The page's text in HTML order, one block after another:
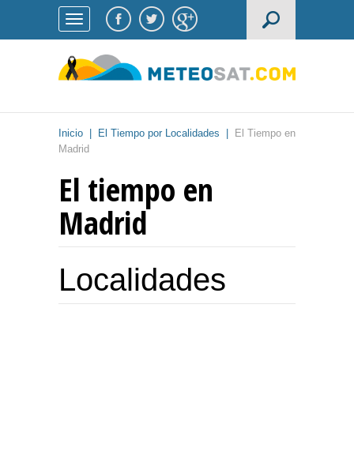
Inicio El Tiempo por Localidades
El Tiempo en
Madrid
El tiempo en
Madrid
Localidades